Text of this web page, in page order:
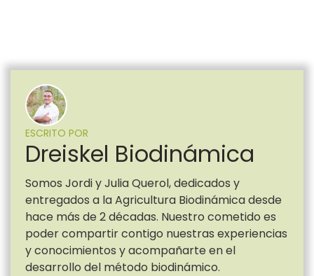
ESCRITO POR
Dreiskel Biodinámica
Somos Jordi y Julia Querol, dedicados y
entregados a la Agricultura Biodinámica desde
hace más de 2 décadas. Nuestro cometido es
poder compartir contigo nuestras experiencias
y conocimientos y acompañarte en el
desarrollo del método biodinámico.